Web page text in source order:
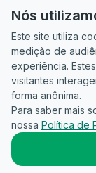
Guia do
Candidato
Nós
Este site utiliza
medição de
experiência.
visitantes
forma anônima.
Para saber mais
nossa Política de